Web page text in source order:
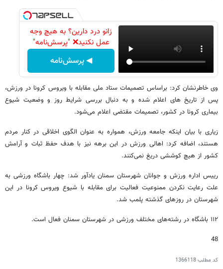
زانو درد دارین؟ به هیچ وجه
عمل نکنید❌ "پرسش‌نامه"
◀ پرسش‌نامه
وی خاطرنشان کرد: براساس تصمیمات ستاد ملی مقابله با ویروس کرونا در ورزش،
پس از تاریخ های اعلام شده و به دنبال بررسی شرایط روز و وضعیت شیوع
بیماری کرونا در کشور، تصمیمات مقتضی اعلام می‌شود.
زیاری با بیان اینکه جامعه ورزش، همواره به عنوان الگوی اخلاقی در کنار مردم
هستند، اضافه کرد: اهالی ورزش در این برهه نیز با هدف حفظ ثبات و آرامش
کشور از هیچ کوششی دریغ نمی‌کنند.
رییس اداره ورزش و جوانان شهرستان سمنان یادآور شد: چهار باشگاه ورزشی به
علت رعایت نکردن ممنوعیت فعالیت برای مقابله با شیوع ویروس کرونا در این
شهرستان در روزهای گذشته پلمب شد.
۱۱۲ باشگاه در رشته‌های مختلف ورزشی در شهرستان سمنان فعال است.
48
کد مطلب1366118